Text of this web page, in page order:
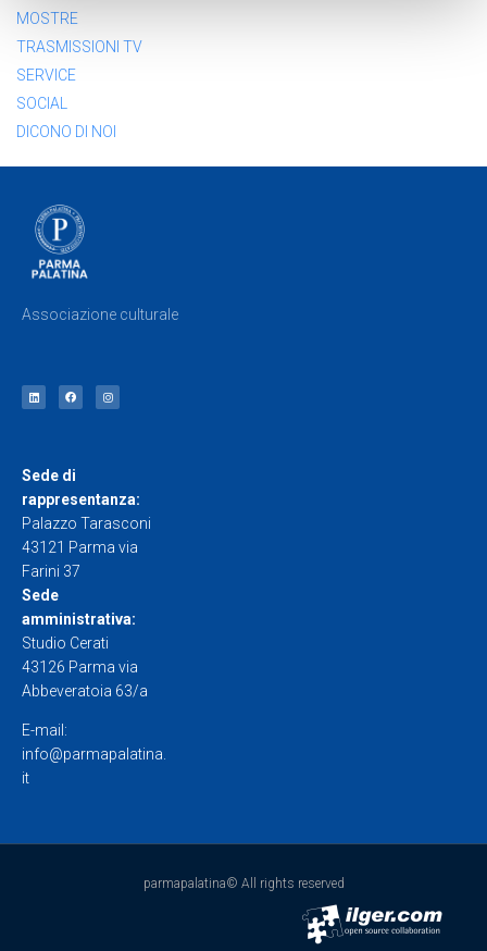
MOSTRE
TRASMISSIONI TV
SERVICE
SOCIAL
DICONO DI NOI
Associazione culturale
Sede di
rappresentanza:
Palazzo Tarasconi
43121 Parma via
Farini 37
Sede
amministrativa:
Studio Cerati
43126 Parma via
Abbeveratoia 63/a
E-mail:
info@parmapalatina.
it
parmapalatina© All rights reserved